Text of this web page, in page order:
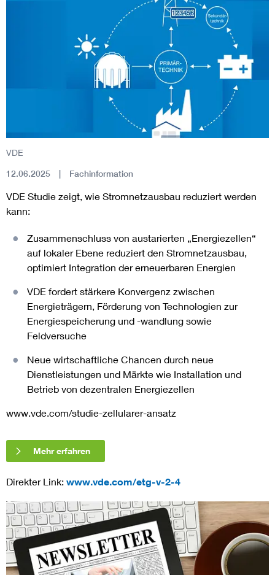
VDE
12.06.2025 Fachinformation
VDE Studie zeigt, wie Stromnetzausbau reduziert werden
kann:
Zusammenschluss von austarierten „Energiezellen“
auf lokaler Ebene reduziert den Stromnetzausbau,
optimiert Integration der erneuerbaren Energien
VDE fordert stärkere Konvergenz zwischen
Energieträgern, Förderung von Technologien zur
Energiespeicherung und -wandlung sowie
Feldversuche
Neue wirtschaftliche Chancen durch neue
Dienstleistungen und Märkte wie Installation und
Betrieb von dezentralen Energiezellen
www.vde.com/studie-zellularer-ansatz
Mehr erfahren
Direkter Link: www.vde.com/etg-v-2-4